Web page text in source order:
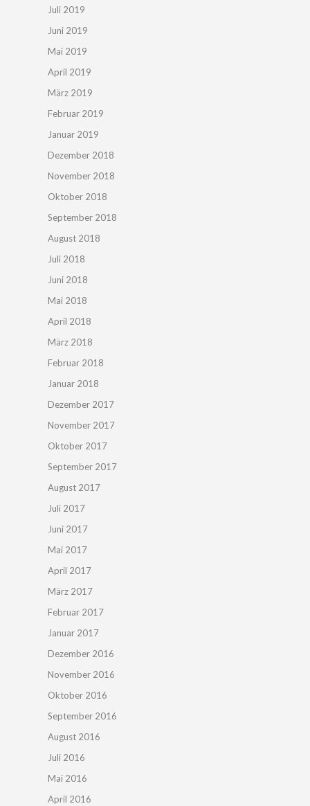
Juli 2019
Juni 2019
Mai 2019
April 2019
März 2019
Februar 2019
Januar 2019
Dezember 2018
November 2018
Oktober 2018
September 2018
August 2018
Juli 2018
Juni 2018
Mai 2018
April 2018
März 2018
Februar 2018
Januar 2018
Dezember 2017
November 2017
Oktober 2017
September 2017
August 2017
Juli 2017
Juni 2017
Mai 2017
April 2017
März 2017
Februar 2017
Januar 2017
Dezember 2016
November 2016
Oktober 2016
September 2016
August 2016
Juli 2016
Mai 2016
April 2016